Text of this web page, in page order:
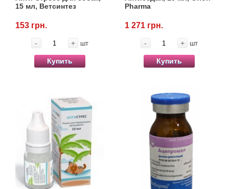
15 мл, Ветсинтез
153 грн.
- + шт
Купить
Pharma
1 271 грн.
- + шт
Купить